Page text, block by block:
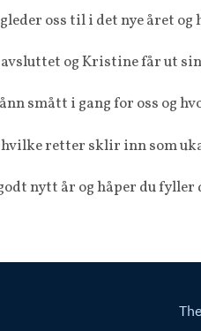
oss til i det nye året
og Kristine får ut
smått i gang for oss og
retter sklir inn som
nytt år og håper du fyller